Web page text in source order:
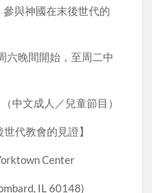
與神國在末後世代的
六晚間開始，至周二中
（中文成人／兒童節目）
代教會的見證】
Center
IL 60148)